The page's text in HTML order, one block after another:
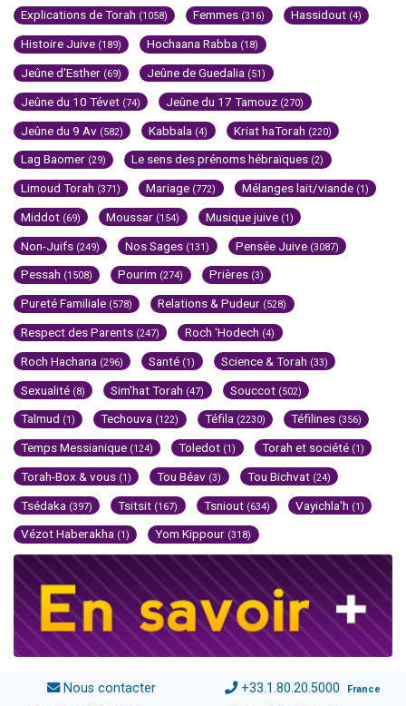
Explications de Torah (1058) Femmes (316) Hassidout (4)
Histoire Juive (189) Hochaana Rabba (18)
Jeûne d'Esther (69) Jeûne de Guedalia (51)
Jeûne du 10 Tévet (74) Jeûne du 17 Tamouz (270)
Jeûne du 9 Av (582) Kabbala (4) Kriat haTorah (220)
Lag Baomer (29) Le sens des prénoms hébraïques (2)
Limoud Torah (371) Mariage (772) Mélanges lait/viande (1)
Middot (69) Moussar (154) Musique juive (1)
Non-Juifs (249) Nos Sages (131) Pensée Juive (3087)
Pessah (1508) Pourim (274) Prières (3)
Pureté Familiale (578) Relations & Pudeur (528)
Respect des Parents (247) Roch 'Hodech (4)
Roch Hachana (296) Santé (1) Science & Torah (33)
Sexualité (8) Sim'hat Torah (47) Souccot (502)
Talmud (1) Techouva (122) Téfila (2230) Téfilines (356)
Temps Messianique (124) Toledot (1) Torah et société (1)
Torah-Box & vous (1) Tou Béav (3) Tou Bichvat (24)
Tsédaka (397) Tsitsit (167) Tsniout (634) Vayichla'h (1)
Vézot Haberakha (1) Yom Kippour (318)
Nous contacter +33.1.80.20.5000 France